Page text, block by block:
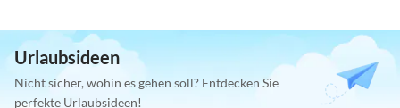
Urlaubsideen
Nicht sicher, wohin es gehen soll? Entdecken Sie
perfekte Urlaubsideen!